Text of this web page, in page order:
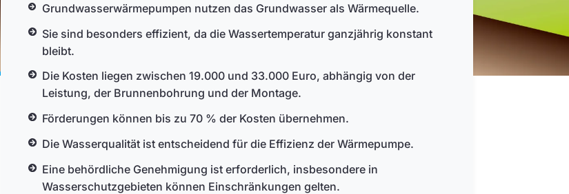
Grundwasserwärmepumpen nutzen das Grundwasser als Wärmequelle.
Sie sind besonders effizient, da die Wassertemperatur ganzjährig konstant
bleibt.
Die Kosten liegen zwischen 19.000 und 33.000 Euro, abhängig von der
Leistung, der Brunnenbohrung und der Montage.
Förderungen können bis zu 70 % der Kosten übernehmen.
Die Wasserqualität ist entscheidend für die Effizienz der Wärmepumpe.
Eine behördliche Genehmigung ist erforderlich, insbesondere in
Wasserschutzgebieten können Einschränkungen gelten.